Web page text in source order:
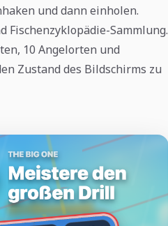
und dann einholen.
Sammlung.
10 Angelorten und
Zustand des Bildschirms zu